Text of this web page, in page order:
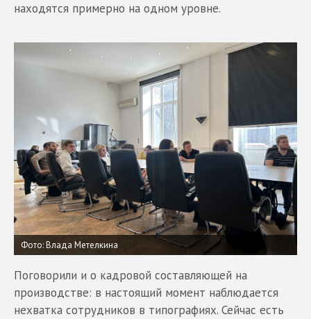
находятся примерно на одном уровне.
Фото: Влада Метелкина
Поговорили и о кадровой составляющей на
производстве: в настоящий момент наблюдается
нехватка сотрудников в типографиях. Сейчас есть